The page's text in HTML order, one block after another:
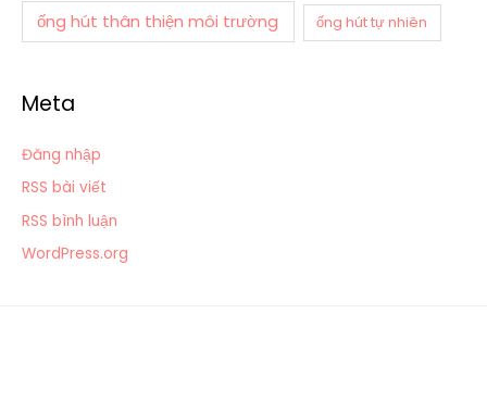
ống hút thân thiện môi trường ống hút tự nhiên
Meta
Đăng nhập
RSS bài viết
RSS bình luận
WordPress.org